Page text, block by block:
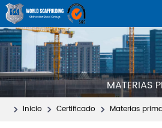
MATERIAS
Inicio Certificado Materias